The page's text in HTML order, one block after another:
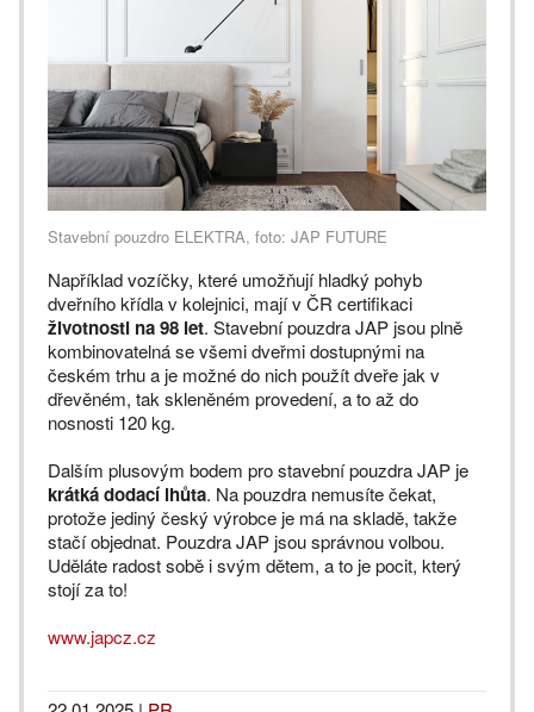
Stavební pouzdro ELEKTRA, foto: JAP FUTURE
Například vozíčky, které umožňují hladký pohyb
dveřního křídla v kolejnici, mají v ČR certifikaci
životnosti na 98 let. Stavební pouzdra JAP jsou plně
kombinovatelná se všemi dveřmi dostupnými na
českém trhu a je možné do nich použít dveře jak v
dřevěném, tak skleněném provedení, a to až do
nosnosti 120 kg.
Dalším plusovým bodem pro stavební pouzdra JAP je
krátká dodací lhůta. Na pouzdra nemusíte čekat,
protože jediný český výrobce je má na skladě, takže
stačí objednat. Pouzdra JAP jsou správnou volbou.
Uděláte radost sobě i svým dětem, a to je pocit, který
stojí za to!
www.japcz.cz